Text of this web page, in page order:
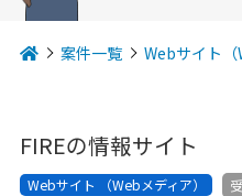
案件一覧 Webサイト（
FIREの情報サイト
Webサイト （Webメディア）